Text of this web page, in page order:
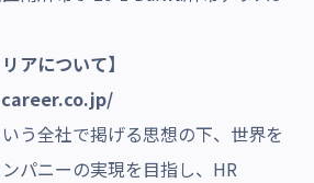
リアについて】
いう全社で掲げる思想の下、世界を
パニーの実現を目指し、HR